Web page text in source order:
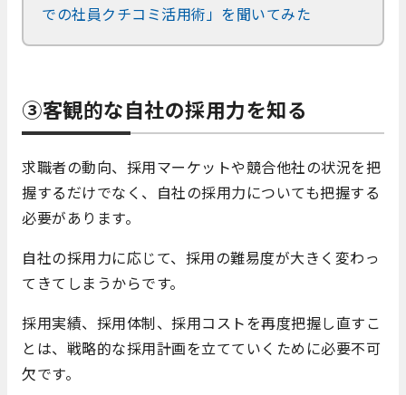
での社員クチコミ活用術」を聞いてみた
③客観的な自社の採用力を知る
求職者の動向、採用マーケットや競合他社の状況を把
握するだけでなく、自社の採用力についても把握する
必要があります。
自社の採用力に応じて、採用の難易度が大きく変わっ
てきてしまうからです。
採用実績、採用体制、採用コストを再度把握し直すこ
とは、戦略的な採用計画を立てていくために必要不可
欠です。